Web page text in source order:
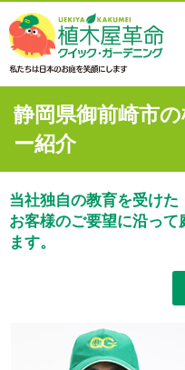
静岡県御前崎市
ー紹介
当社独自の教育を受けた
お客様のご要望に沿って
ます。